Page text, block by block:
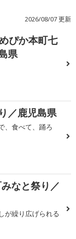
2026/08/07 更新
ぴか本町七
県
／鹿児島県
、食べて、踊ろ
なと祭り／
が繰り広げられる